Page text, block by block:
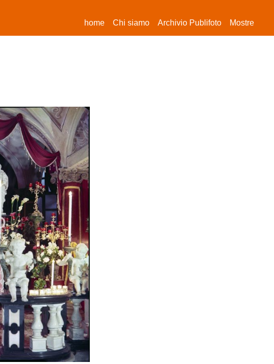
home(current)
Chi siamo Archivio Publifoto Mostre